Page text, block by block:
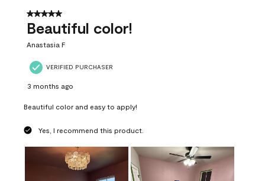
5 out of 5 stars.
Beautiful color!
Anastasia F
VERIFIED PURCHASER
3 months ago
Beautiful color and easy to apply!
Yes, I recommend this product.